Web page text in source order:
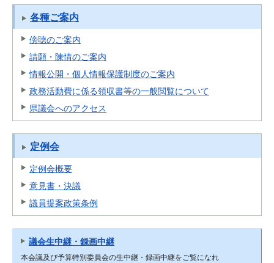
各種ご案内
傍聴のご案内
請願・陳情のご案内
情報公開・個人情報保護制度のご案内
政務活動費に係る領収書等の一般閲覧について
県議会へのアクセス
定例会
定例会概要
意見書・決議
議員提案政策条例
議会生中継・録画中継
本会議及び予算特別委員会の生中継・録画中継をご覧になれ